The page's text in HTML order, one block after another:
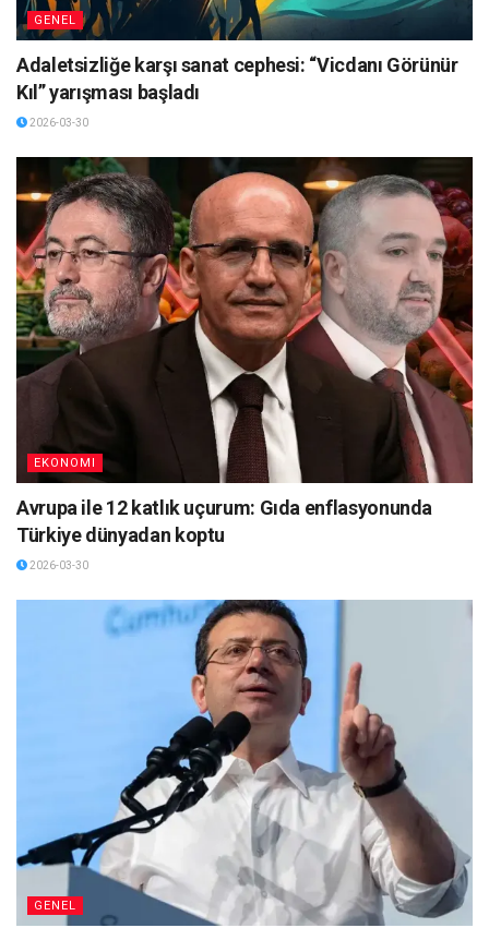
GENEL
Adaletsizliğe karşı sanat cephesi: “Vicdanı Görünür
Kıl” yarışması başladı
2026-03-30
EKONOMI
Avrupa ile 12 katlık uçurum: Gıda enflasyonunda
Türkiye dünyadan koptu
2026-03-30
GENEL